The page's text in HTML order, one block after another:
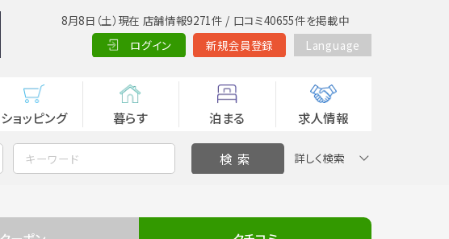
8月8日（土）現在 店舗情報9271件 / 口コミ40655件を掲載中
ログイン
新規会員登録 Language
ショッピング 暮らす 泊まる 求人情報
詳しく検索